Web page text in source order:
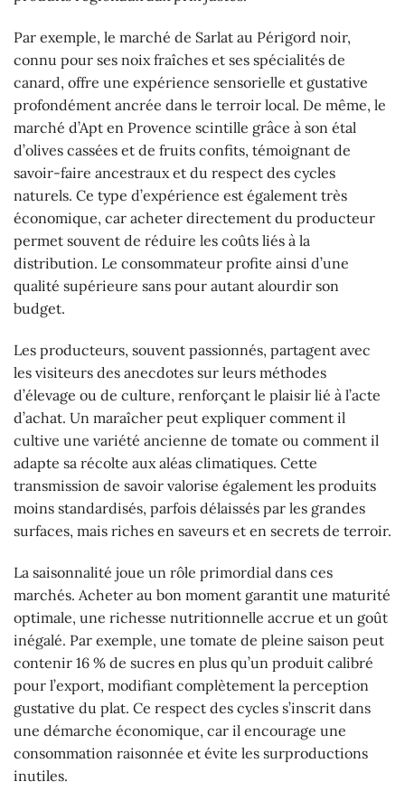
Par exemple, le marché de Sarlat au Périgord noir,
connu pour ses noix fraîches et ses spécialités de
canard, offre une expérience sensorielle et gustative
profondément ancrée dans le terroir local. De même, le
marché d’Apt en Provence scintille grâce à son étal
d’olives cassées et de fruits confits, témoignant de
savoir-faire ancestraux et du respect des cycles
naturels. Ce type d’expérience est également très
économique, car acheter directement du producteur
permet souvent de réduire les coûts liés à la
distribution. Le consommateur profite ainsi d’une
qualité supérieure sans pour autant alourdir son
budget.
Les producteurs, souvent passionnés, partagent avec
les visiteurs des anecdotes sur leurs méthodes
d’élevage ou de culture, renforçant le plaisir lié à l’acte
d’achat. Un maraîcher peut expliquer comment il
cultive une variété ancienne de tomate ou comment il
adapte sa récolte aux aléas climatiques. Cette
transmission de savoir valorise également les produits
moins standardisés, parfois délaissés par les grandes
surfaces, mais riches en saveurs et en secrets de terroir.
La saisonnalité joue un rôle primordial dans ces
marchés. Acheter au bon moment garantit une maturité
optimale, une richesse nutritionnelle accrue et un goût
inégalé. Par exemple, une tomate de pleine saison peut
contenir 16 % de sucres en plus qu’un produit calibré
pour l’export, modifiant complètement la perception
gustative du plat. Ce respect des cycles s’inscrit dans
une démarche économique, car il encourage une
consommation raisonnée et évite les surproductions
inutiles.